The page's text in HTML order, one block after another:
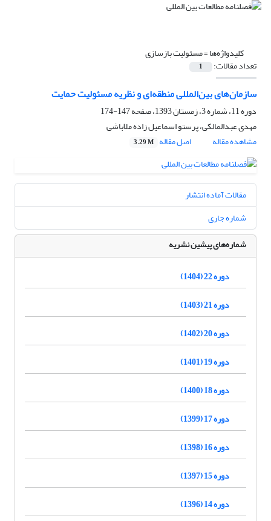
کلیدواژه‌ها =مسئولیت بازسازی
تعداد مقالات: 1
سازمان‌های بین‌المللی منطقه‌ای و نظریه مسئولیت حمایت
دوره 11، شماره 3، زمستان 1393، صفحه
147-174
مهدی عبدالمالکی، پرستو اسماعیل زاده ملاباشی
مشاهده مقاله
اصل مقاله 3.29 M
مقالات آماده انتشار
شماره جاری
شماره‌های پیشین نشریه
دوره 22 (1404)
دوره 21 (1403)
دوره 20 (1402)
دوره 19 (1401)
دوره 18 (1400)
دوره 17 (1399)
دوره 16 (1398)
دوره 15 (1397)
دوره 14 (1396)